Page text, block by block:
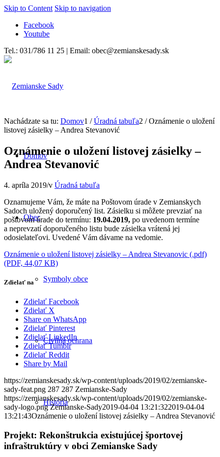
Skip to Content Skip to navigation
Facebook
Youtube
Tel.: 031/786 11 25 | Email: obec@zemianskesady.sk
Domov
Obec
Symboly obce
Civilná ochrana
História
Nachádzate sa tu: Domov1 / Úradná tabuľa2 / Oznámenie o uložení
listovej zásielky – Andrea Stevanović
Oznámenie o uložení listovej zásielky –
Andrea Stevanović
4. apríla 2019/v Úradná tabuľa
Oznamujeme Vám, že máte na Poštovom úrade v Zemianskych
Sadoch uložený doporučený list. Zásielku si môžete prevziať na
poštovom úrade do termínu: 19.04.2019, po uvedenom termíne
a neprevzatí doporučeného listu bude zásielka vrátená jej
odosielateľovi. Uvedené Vám dávame na vedomie.
Oznámenie o uložení listovej zásielky – Andrea Stevanovic (.pdf)
(PDF, 44,07 KB)
Zdielať na
Zdielať Facebook
Zdielať X
Share on WhatsApp
Zdielať Pinterest
Zdielať LinkedIn
Zdielať Tumblr
Zdielať Reddit
Share by Mail
https://zemianskesady.sk/wp-content/uploads/2019/02/zemianske-
sady-feat.png 287 287 Zemianske-Sady
https://zemianskesady.sk/wp-content/uploads/2019/02/zemianske-
sady-logo.png Zemianske-Sady2019-04-04 13:21:322019-04-04
13:21:43Oznámenie o uložení listovej zásielky – Andrea Stevanović
Projekt: Rekonštrukcia existujúcej športovej
infraštruktúry v obci Zemianske Sady